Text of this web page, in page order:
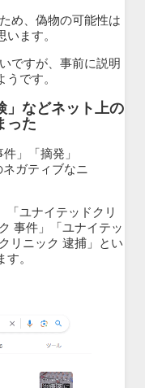
め、偽物の可能性は
ます。
ですが、事前に説明
です。
」などネット上の
った
「ユナイテッドクリ
事件」「ユナイテッ
リニック 逮捕」とい
。